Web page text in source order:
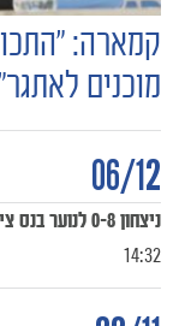
קמארה:
מוכנים
06/12
14:32
ניצחון 0-8 לנוער בנס ציונה